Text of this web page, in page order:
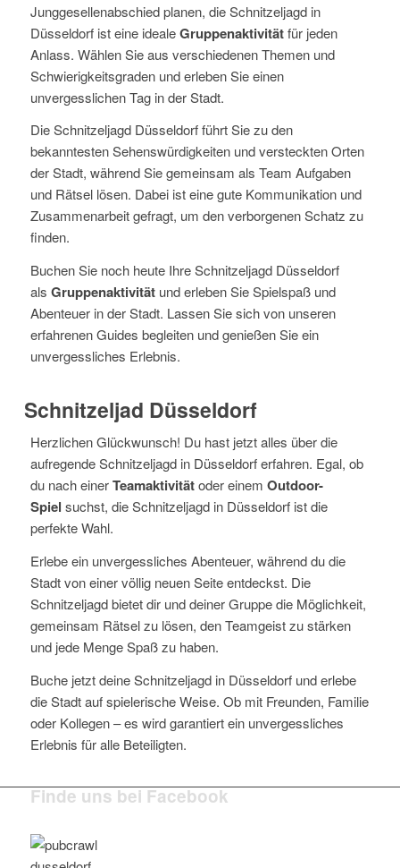
Junggesellenabschied planen, die Schnitzeljagd in
Düsseldorf ist eine ideale Gruppenaktivität für jeden
Anlass. Wählen Sie aus verschiedenen Themen und
Schwierigkeitsgraden und erleben Sie einen
unvergesslichen Tag in der Stadt.
Die Schnitzeljagd Düsseldorf führt Sie zu den
bekanntesten Sehenswürdigkeiten und versteckten Orten
der Stadt, während Sie gemeinsam als Team Aufgaben
und Rätsel lösen. Dabei ist eine gute Kommunikation und
Zusammenarbeit gefragt, um den verborgenen Schatz zu
finden.
Buchen Sie noch heute Ihre Schnitzeljagd Düsseldorf
als Gruppenaktivität und erleben Sie Spielspaß und
Abenteuer in der Stadt. Lassen Sie sich von unseren
erfahrenen Guides begleiten und genießen Sie ein
unvergessliches Erlebnis.
Schnitzeljad Düsseldorf
Herzlichen Glückwunsch! Du hast jetzt alles über die
aufregende Schnitzeljagd in Düsseldorf erfahren. Egal, ob
du nach einer Teamaktivität oder einem Outdoor-
Spiel suchst, die Schnitzeljagd in Düsseldorf ist die
perfekte Wahl.
Erlebe ein unvergessliches Abenteuer, während du die
Stadt von einer völlig neuen Seite entdeckst. Die
Schnitzeljagd bietet dir und deiner Gruppe die Möglichkeit,
gemeinsam Rätsel zu lösen, den Teamgeist zu stärken
und jede Menge Spaß zu haben.
Buche jetzt deine Schnitzeljagd in Düsseldorf und erlebe
die Stadt auf spielerische Weise. Ob mit Freunden, Familie
oder Kollegen – es wird garantiert ein unvergessliches
Erlebnis für alle Beteiligten.
Finde uns bei Facebook